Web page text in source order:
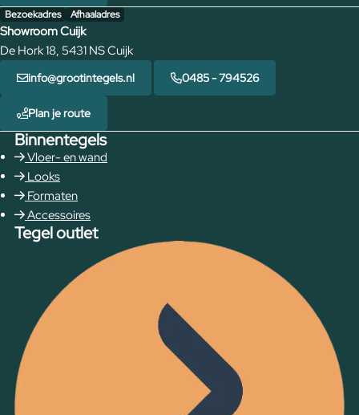
Bezoekadres Afhaaladres
Showroom Cuijk
De Hork 18, 5431 NS Cuijk
info@grootintegels.nl 0485 - 794526
Plan je route
Binnentegels
Vloer- en wand
Looks
Formaten
Accessoires
Tegel outlet